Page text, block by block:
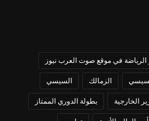
الرياضة في موقع صوت العرب نيوز
الزمالك السيسي
الخارجية بطولة الدوري الممتاز